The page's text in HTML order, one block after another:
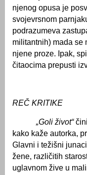
njenog opusa je
svojevrsnom
podrazumeva
militantnih) mada se
njene proze. Ipak,
čitaocima prepusti
REČ KRITIKE
„Goli život“
kako kaže autorka,
Glavni i težišni
žene, različitih
uglavnom žive u